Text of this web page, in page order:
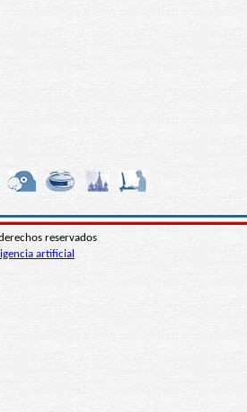
reservados
artificial